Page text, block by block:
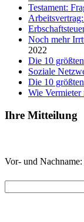
Testament:
Noch mehr
2022
Die 10
Soziale
Die 10
Wie
Ihre Mitteilung
Vor- und Nachname: